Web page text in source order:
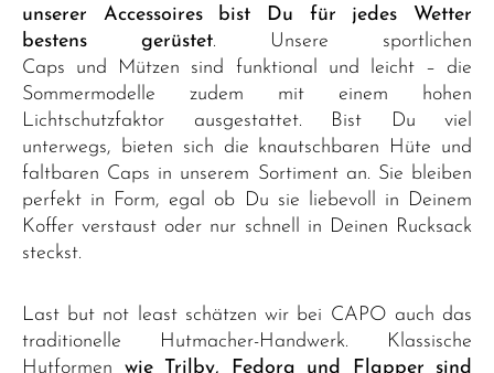
unserer Accessoires bist Du für jedes Wetter
bestens gerüstet. Unsere sportlichen
Caps und Mützen sind funktional und leicht – die
Sommermodelle zudem mit einem hohen
Lichtschutzfaktor ausgestattet. Bist Du viel
unterwegs, bieten sich die knautschbaren Hüte und
faltbaren Caps in unserem Sortiment an. Sie bleiben
perfekt in Form, egal ob Du sie liebevoll in Deinem
Koffer verstaust oder nur schnell in Deinen Rucksack
steckst.
Last but not least schätzen wir bei CAPO auch das
traditionelle Hutmacher-Handwerk.
Klassische
Hutformen wie Trilby, Fedora und Flapper sind